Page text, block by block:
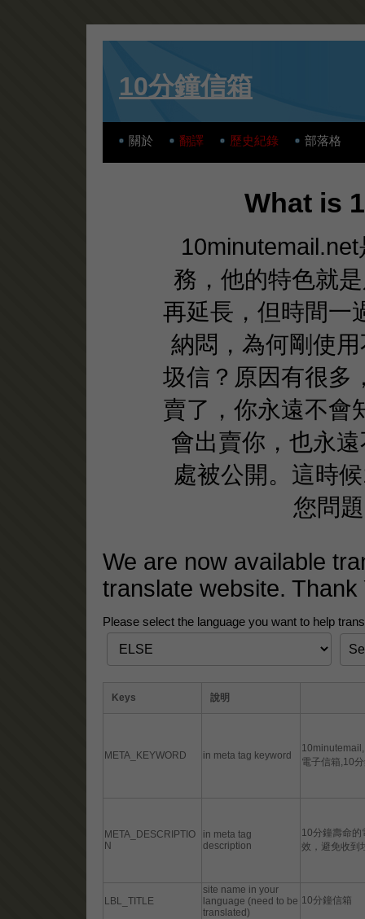
10分鐘信箱
關於 翻譯 歷史紀錄 部落格
What is
務，他的特色就
再延長，但時間一
納悶，為何剛使
圾信？原因有很多
賣了，你永遠不會
會出賣你，也永
處被公開。這時
您問
We are now available
translate website. Thank
Please select the language you want to help
Keys 說明
META_KEYWORD in meta tag keyword
電子信箱,10
META_DESCRIPTIO
N
in meta tag
description
10分鐘壽命的
效，避免收到
LBL_TITLE
site name in your
language (need to be
translated)
10分鐘信箱